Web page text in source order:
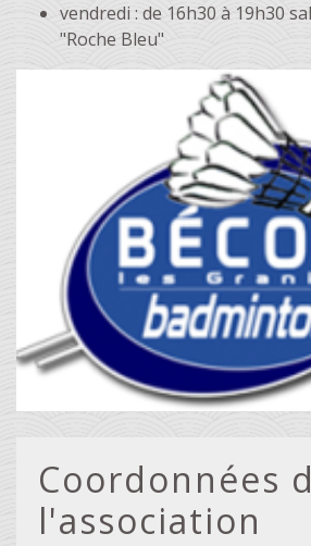
vendredi : de 16h30 à 19h30
"Roche Bleu"
Coordonnées
l'association